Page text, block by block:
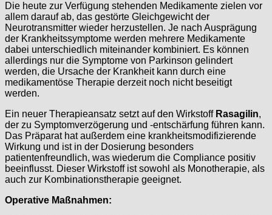
Die heute zur Verfügung stehenden Medikamente zielen vor
allem darauf ab, das gestörte Gleichgewicht der
Neurotransmitter wieder herzustellen. Je nach Ausprägung
der Krankheitssymptome werden mehrere Medikamente
dabei unterschiedlich miteinander kombiniert. Es können
allerdings nur die Symptome von Parkinson gelindert
werden, die Ursache der Krankheit kann durch eine
medikamentöse Therapie derzeit noch nicht beseitigt
werden.
Ein neuer Therapieansatz setzt auf den Wirkstoff Rasagilin,
der zu Symptomverzögerung und -entschärfung führen kann.
Das Präparat hat außerdem eine krankheitsmodifizierende
Wirkung und ist in der Dosierung besonders
patientenfreundlich, was wiederum die Compliance positiv
beeinflusst. Dieser Wirkstoff ist sowohl als Monotherapie, als
auch zur Kombinationstherapie geeignet.
Operative Maßnahmen: